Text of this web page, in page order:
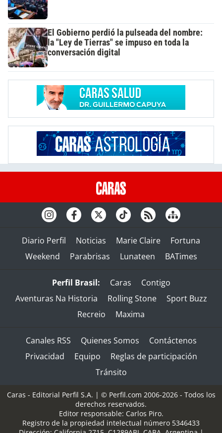
El Gobierno perdió la pulseada del nombre:
la "Ley de Tierras" se impuso en toda la
conversación digital
Diario Perfil Noticias Marie Claire
Fortuna
Weekend
Parabrisas Lunateen BATimes
Perfil Brasil: Caras
Contigo
Aventuras Na Historia
Rolling Stone
Sport Buzz
Recreio
Maxima
Canales RSS Quienes Somos
Contáctenos
Privacidad
Equipo
Reglas de participación
Tránsito
Caras - Editorial Perfil S.A. | © Perfil.com 2006-2026 - Todos los
derechos reservados.
Editor responsable: Carlos Piro.
Registro de la propiedad intelectual número 5346433